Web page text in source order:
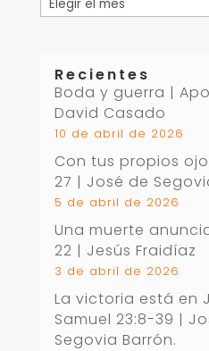
Recientes
Boda y guerra |
David Casado
10 de abril de 2026
Con tus propios
27 | José de
5 de abril de 2026
Una muerte
22 | Jesús Fraidíaz
3 de abril de 2026
La victoria está en
Samuel 23:8-39 |
Segovia Barrón.